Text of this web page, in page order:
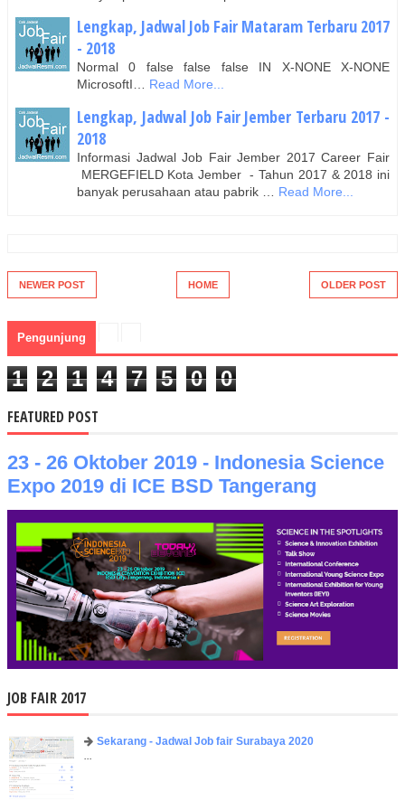
Lengkap, Jadwal Job Fair Mataram Terbaru 2017
- 2018
Normal 0 false false false IN X-NONE X-NONE
MicrosoftI…
Read More...
Lengkap, Jadwal Job Fair Jember Terbaru 2017 -
2018
Informasi Jadwal Job Fair Jember 2017 Career Fair
MERGEFIELD Kota Jember - Tahun 2017 & 2018 ini
banyak perusahaan atau pabrik …
Read More...
NEWER POST OLDER POST
HOME
Pengunjung
1 2 1 4 7 5 0 0
FEATURED POST
23 - 26 Oktober 2019 - Indonesia Science
Expo 2019 di ICE BSD Tangerang
JOB FAIR 2017
Sekarang - Jadwal Job fair Surabaya 2020
...